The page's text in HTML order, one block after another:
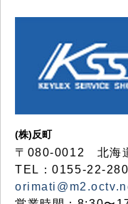
(株)反町
〒080-0012 北海
TEL：0155-22-